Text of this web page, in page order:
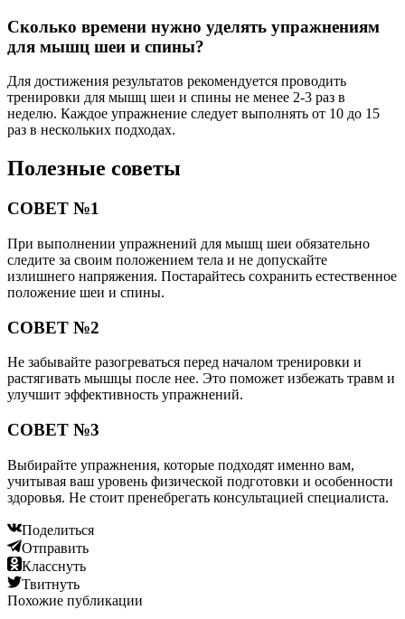
Сколько времени нужно уделять упражнениям
для мышц шеи и спины?
Для достижения результатов рекомендуется проводить
тренировки для мышц шеи и спины не менее 2-3 раз в
неделю. Каждое упражнение следует выполнять от 10 до 15
раз в нескольких подходах.
Полезные советы
СОВЕТ №1
При выполнении упражнений для мышц шеи обязательно
следите за своим положением тела и не допускайте
излишнего напряжения. Постарайтесь сохранить естественное
положение шеи и спины.
СОВЕТ №2
Не забывайте разогреваться перед началом тренировки и
растягивать мышцы после нее. Это поможет избежать травм и
улучшит эффективность упражнений.
СОВЕТ №3
Выбирайте упражнения, которые подходят именно вам,
учитывая ваш уровень физической подготовки и особенности
здоровья. Не стоит пренебрегать консультацией специалиста.
Поделиться
Отправить
Класснуть
Твитнуть
Похожие публикации